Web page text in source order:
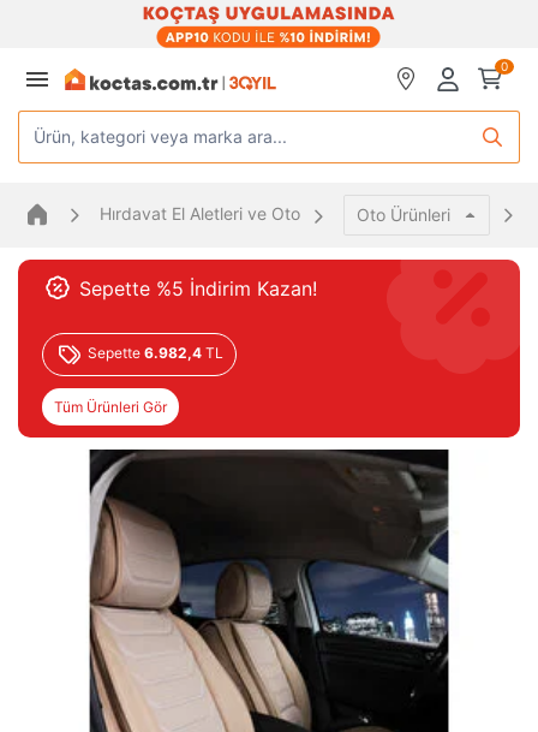
0
Ürün, kategori veya marka ara...
Hırdavat El Aletleri ve Oto Oto Ürünleri
Sepette %5 İndirim Kazan!
Sepette 6.982,4 TL
Tüm Ürünleri Gör